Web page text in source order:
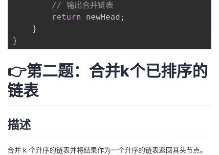
// 输出合并链表
return newHead ;
}
}
👉第二题：合并k个已排序的
链表
描述
合并 k 个升序的链表并将结果作为一个升序的链表返回其头节点。